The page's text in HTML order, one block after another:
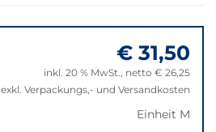
€ 31,50
inkl. 20 % MwSt., netto € 26,25
exkl. Verpackungs,- und Versandkosten
Einheit M